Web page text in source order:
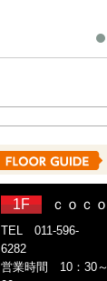
1F ｃｏｃ
TEL 011-596-
営業時間 10：30～